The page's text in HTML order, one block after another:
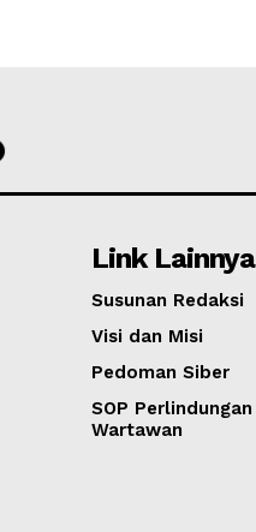
Link Lainnya
Susunan Redaksi
Visi dan Misi
Pedoman Siber
SOP Perlindungan
Wartawan